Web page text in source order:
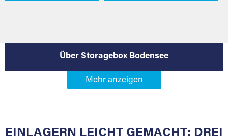
Über Storagebox Bodensee
EINLAGERN LEICHT GEMACHT: DREI